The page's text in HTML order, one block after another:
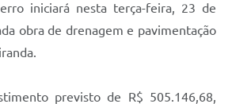
iniciará nesta terça-feira, 23 de
obra de drenagem e pavimentação
previsto de R$ 505.146,68,